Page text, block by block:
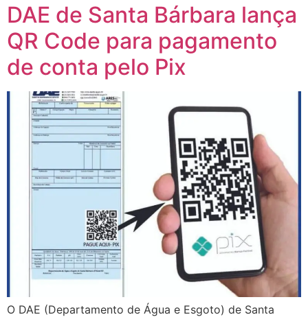
DAE de Santa Bárbara lança
QR Code para pagamento
de conta pelo Pix
O DAE (Departamento de Água e Esgoto) de Santa